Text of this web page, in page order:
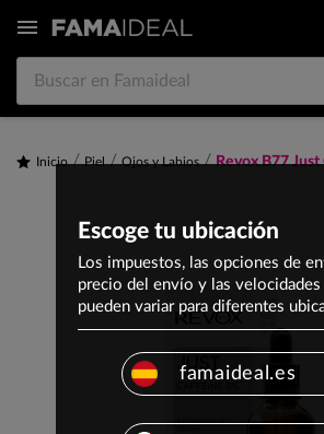

Inicio Piel Ojos y Labios Revox B77
Escoge tu ubicación
Los impuestos, las opciones de
precio del envío y las
pueden variar para diferentes
famaideal.es